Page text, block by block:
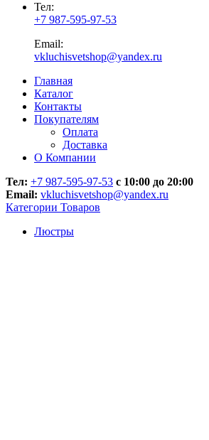
Тел:
+7 987-595-97-53
Email:
vkluchisvetshop@yandex.ru
Главная
Каталог
Контакты
Покупателям
Оплата
Доставка
О Компании
Тел: +7 987-595-97-53 с 10:00 до 20:00
Email: vkluchisvetshop@yandex.ru
Категории Товаров
Люстры